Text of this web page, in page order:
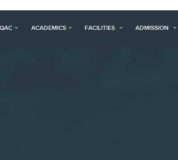
ACADEMICS FACILITIES ADMISSION